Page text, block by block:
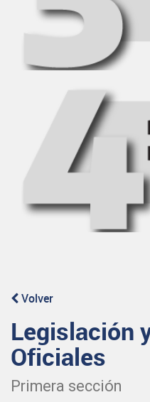
Volver
Legislación
Oficiales
Primera sección